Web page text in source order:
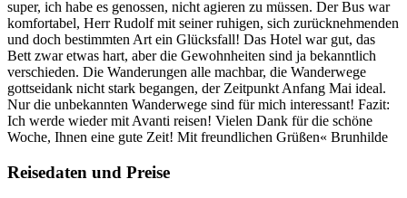
super, ich habe es genossen, nicht agieren zu müssen. Der Bus war
komfortabel, Herr Rudolf mit seiner ruhigen, sich zurücknehmenden
und doch bestimmten Art ein Glücksfall! Das Hotel war gut, das
Bett zwar etwas hart, aber die Gewohnheiten sind ja bekanntlich
verschieden. Die Wanderungen alle machbar, die Wanderwege
gottseidank nicht stark begangen, der Zeitpunkt Anfang Mai ideal.
Nur die unbekannten Wanderwege sind für mich interessant! Fazit:
Ich werde wieder mit Avanti reisen! Vielen Dank für die schöne
Woche, Ihnen eine gute Zeit! Mit freundlichen Grüßen« Brunhilde
Reisedaten und Preise